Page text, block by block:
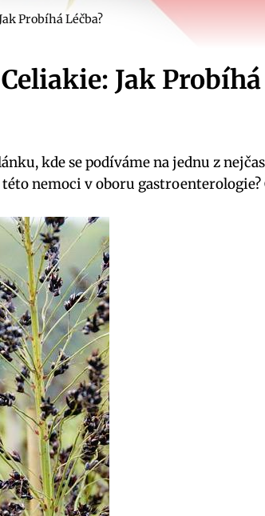
Probíhá Léčba?
Jak Probíhá
kde se podíváme na jednu z
nemoci v oboru gastroenterologie?